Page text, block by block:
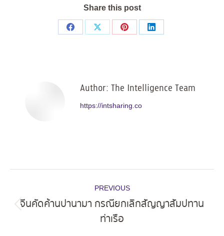
Share this post
Share
Share
Share
Share
Author: The Intelligence Team
https://intsharing.co
navigation
PREVIOUS
post:
จีนคัดค้านปานามา กรณียกเลิกสัญญาสัมปทาน
ท่าเรือ